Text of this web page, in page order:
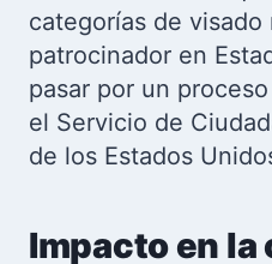
categorías de visado
patrocinador en
pasar por un
el Servicio de
de los Estados
Impacto en la